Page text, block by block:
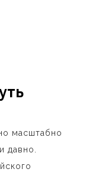
масштабно
давно.